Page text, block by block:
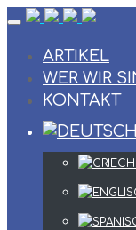
Skip
contentARTIKEL
WER WIR
KONTAKT